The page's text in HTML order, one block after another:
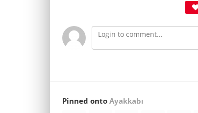
Pinned ontoAyakkabı